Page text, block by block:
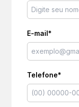
E-mail*
Telefone*